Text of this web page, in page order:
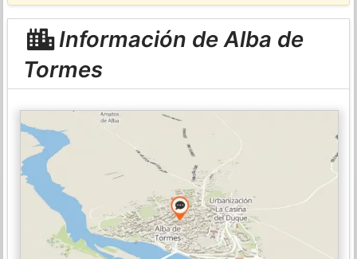
Información de Alba de
Tormes